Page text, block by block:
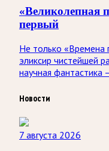
«Великолепная
первый
Не только «Времена
эликсир чистейшей
научная
Новости
7 августа 2026